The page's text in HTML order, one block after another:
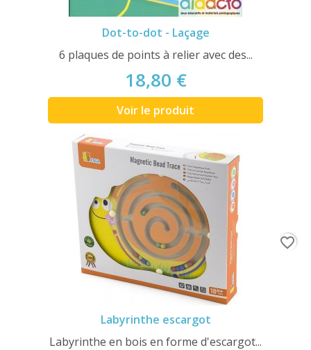
Dot-to-dot - Laçage
6 plaques de points à relier avec des...
18,80 €
Voir le produit
Labyrinthe escargot
Labyrinthe en bois en forme d'escargot...
favorite_border